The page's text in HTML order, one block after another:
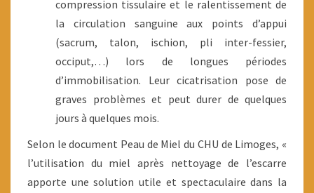
compression tissulaire et le ralentissement de
la circulation sanguine aux points d’appui
(sacrum, talon, ischion, pli inter-fessier,
occiput,…) lors de longues périodes
d’immobilisation. Leur cicatrisation pose de
graves problèmes et peut durer de quelques
jours à quelques mois.
Selon le document Peau de Miel du CHU de Limoges, «
l’utilisation du miel après nettoyage de l’escarre
apporte une solution utile et spectaculaire dans la